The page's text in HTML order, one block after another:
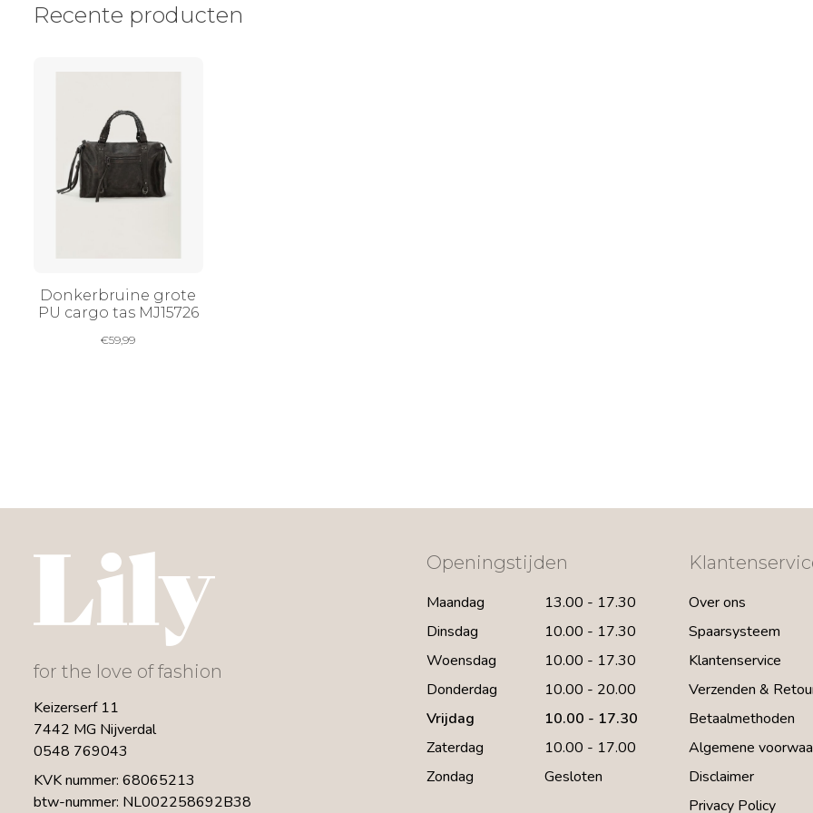
Recente producten
Donkerbruine grote
PU cargo tas MJ15726
€59,99
for the love of fashion
Keizerserf 11
7442 MG Nijverdal
0548 769043
KVK nummer: 68065213
btw-nummer: NL002258692B38
Openingstijden
Maandag
13.00 - 17.30
Dinsdag
10.00 - 17.30
Woensdag
10.00 - 17.30
Donderdag
10.00 - 20.00
Vrijdag
10.00 - 17.30
Zaterdag
10.00 - 17.00
Zondag
Gesloten
Over ons
Spaarsysteem
Klantenservice
Verzenden &
Betaalmethoden
Algemene
Disclaimer
Privacy Policy